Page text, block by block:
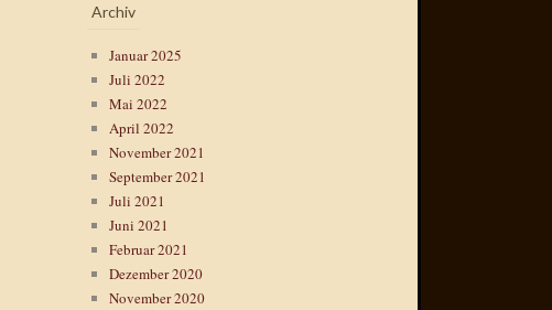
Archiv
Januar 2025
Juli 2022
Mai 2022
April 2022
November 2021
September 2021
Juli 2021
Juni 2021
Februar 2021
Dezember 2020
November 2020